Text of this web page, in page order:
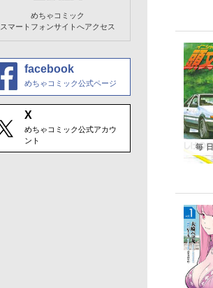
毎日
めちゃコミック
スマートフォンサイトへアクセス
facebook
めちゃコミック公式ページ
X
めちゃコミック公式アカウ
ント